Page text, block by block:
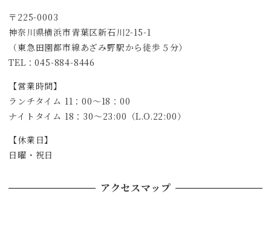
〒225-0003
神奈川県横浜市青葉区新石川2-15-1
（東急田園都市線あざみ野駅から徒歩５分）
TEL：045-884-8446
【営業時間】
ランチタイム 11：00～18：00
ナイトタイム 18：30～23:00（L.O.22:00）
【休業日】
日曜・祝日
アクセスマップ